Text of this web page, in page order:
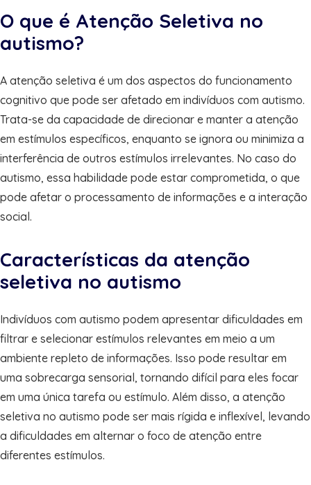
O que é Atenção Seletiva no
autismo?
A atenção seletiva é um dos aspectos do funcionamento
cognitivo que pode ser afetado em indivíduos com autismo.
Trata-se da capacidade de direcionar e manter a atenção
em estímulos específicos, enquanto se ignora ou minimiza a
interferência de outros estímulos irrelevantes. No caso do
autismo, essa habilidade pode estar comprometida, o que
pode afetar o processamento de informações e a interação
social.
Características da atenção
seletiva no autismo
Indivíduos com autismo podem apresentar dificuldades em
filtrar e selecionar estímulos relevantes em meio a um
ambiente repleto de informações. Isso pode resultar em
uma sobrecarga sensorial, tornando difícil para eles focar
em uma única tarefa ou estímulo. Além disso, a atenção
seletiva no autismo pode ser mais rígida e inflexível, levando
a dificuldades em alternar o foco de atenção entre
diferentes estímulos.